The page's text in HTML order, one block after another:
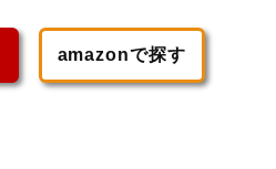
amazonで探す